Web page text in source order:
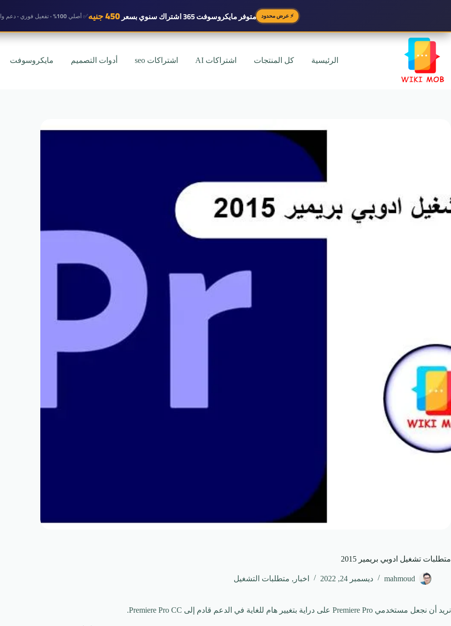
⚡ عرض محدود متوفرمايكروسوفت 365 اشتراك سنوي بسعر450 جنيه ✅ أصلي 100% · تفعيل فوري · دعم واتساب
التجاوز
المحتوى
الرئيسية كل المنتجات اشتراكات AI اشتراكات seo أدوات التصميم مايكروسوفت
متطلبات تشغيل ادوبي بريمير 2015
mahmoud ديسمبر 24, 2022 اخبار , متطلبات التشغيل
نريد أن نجعل مستخدمي Premiere Pro على دراية بتغيير هام للغاية في الدعم قادم إلى Premiere Pro CC.